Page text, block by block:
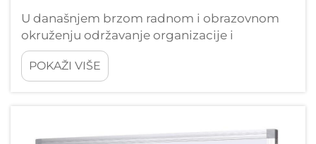
U današnjem brzom radnom i obrazovnom
okruženju održavanje organizacije i
učinkovite komunikacije ostaje stalni izazov.
Korčanska ploča služi kao jedno od
najrazličitijih i najpouzdanijih rješenja za
POKAŽI VIŠE